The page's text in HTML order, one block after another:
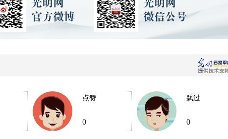
点赞
0
飘过
0